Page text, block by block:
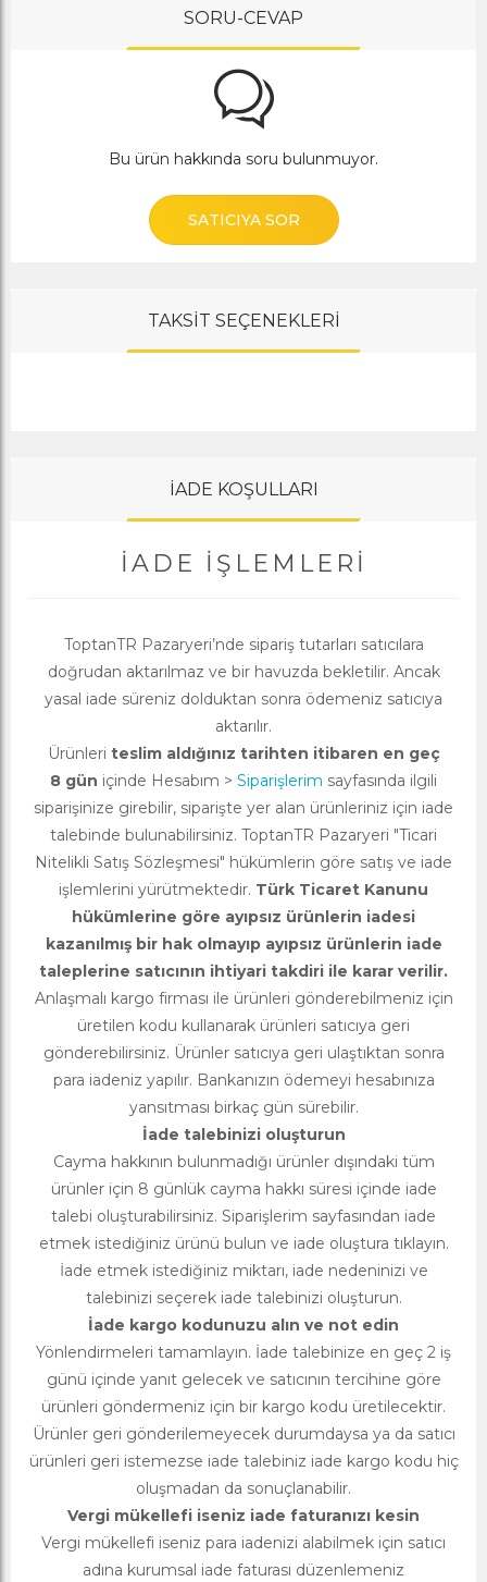
SORU-CEVAP
Bu ürün hakkında soru bulunmuyor.
SATICIYA SOR
TAKSİT SEÇENEKLERİ
İADE KOŞULLARI
İADE İŞLEMLERI
ToptanTR Pazaryeri’nde sipariş tutarları satıcılara
doğrudan aktarılmaz ve bir havuzda bekletilir. Ancak
yasal iade süreniz dolduktan sonra ödemeniz satıcıya
aktarılır.
Ürünleri teslim aldığınız tarihten itibaren en geç
8 gün içinde Hesabım > Siparişlerim sayfasında ilgili
siparişinize girebilir, siparişte yer alan ürünleriniz için iade
talebinde bulunabilirsiniz. ToptanTR Pazaryeri "Ticari
Nitelikli Satış Sözleşmesi" hükümlerin göre satış ve iade
işlemlerini yürütmektedir. Türk Ticaret Kanunu
hükümlerine göre ayıpsız ürünlerin iadesi
kazanılmış bir hak olmayıp ayıpsız ürünlerin iade
taleplerine satıcının ihtiyari takdiri ile karar verilir.
Anlaşmalı kargo firması ile ürünleri gönderebilmeniz için
üretilen kodu kullanarak ürünleri satıcıya geri
gönderebilirsiniz. Ürünler satıcıya geri ulaştıktan sonra
para iadeniz yapılır. Bankanızın ödemeyi hesabınıza
yansıtması birkaç gün sürebilir.
İade talebinizi oluşturun
Cayma hakkının bulunmadığı ürünler dışındaki tüm
ürünler için 8 günlük cayma hakkı süresi içinde iade
talebi oluşturabilirsiniz. Siparişlerim sayfasından iade
etmek istediğiniz ürünü bulun ve iade oluştura tıklayın.
İade etmek istediğiniz miktarı, iade nedeninizi ve
talebinizi seçerek iade talebinizi oluşturun.
İade kargo kodunuzu alın ve not edin
Yönlendirmeleri tamamlayın. İade talebinize en geç 2 iş
günü içinde yanıt gelecek ve satıcının tercihine göre
ürünleri göndermeniz için bir kargo kodu üretilecektir.
Ürünler geri gönderilemeyecek durumdaysa ya da satıcı
ürünleri geri istemezse iade talebiniz iade kargo kodu hiç
oluşmadan da sonuçlanabilir.
Vergi mükellefi iseniz iade faturanızı kesin
Vergi mükellefi iseniz para iadenizi alabilmek için satıcı
adına kurumsal iade faturası düzenlemeniz